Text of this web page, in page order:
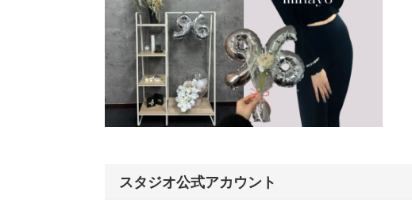
スタジオ公式アカウント